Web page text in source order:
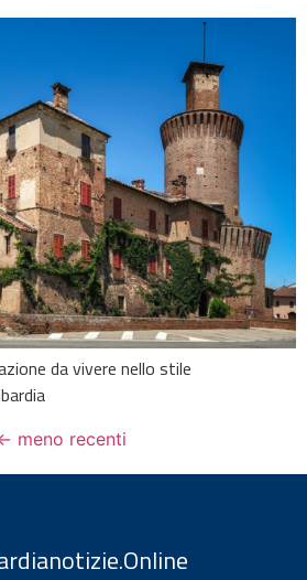
da vivere nello stile
meno recenti